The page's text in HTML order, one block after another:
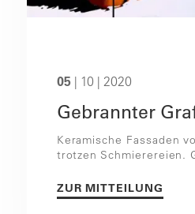
05| 10 | 2020
Gebrannter
Keramische Fassaden
trotzen Schmierereien.
ZUR MITTEILUNG